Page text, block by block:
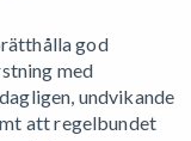
god
med
undvikande
att regelbundet